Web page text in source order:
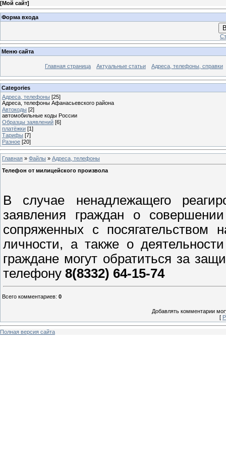
[Мой сайт]
Форма входа
Меню сайта
Главная страница Актуальные статьи Адреса, телефоны, справки
Categories
Адреса, телефоны [25]
Адреса, телефоны Афанасьевского района
Автокоды [2]
автомобильные коды России
Образцы заявлений [6]
платёжки [1]
Тарифы [7]
Разное [20]
Главная » Файлы » Адреса, телефоны
Телефон от милицейского произвола
В случае ненадлежащего
заявления граждан о
сопряженных с посягательством
личности, а также о
граждане могут обратиться за
телефону 8(8332) 64-15-74
Всего комментариев: 0
Добавлять комментарии
[
Полная версия сайта